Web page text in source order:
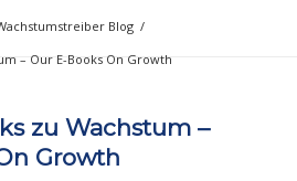
Blog /
– Our E-Books On Growth
zu Wachstum –
Growth